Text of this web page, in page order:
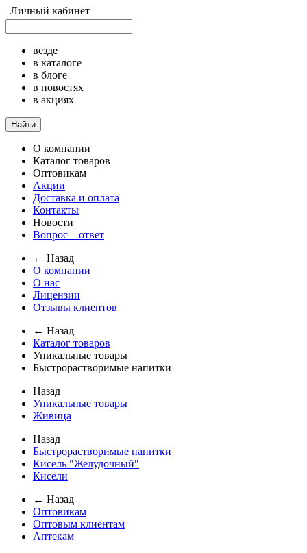
Личный кабинет
везде
в каталоге
в блоге
в новостях
в акциях
Найти
О компании
Каталог товаров
Оптовикам
Акции
Доставка и оплата
Контакты
Новости
Вопрос—ответ
← Назад
О компании
О нас
Лицензии
Отзывы клиентов
← Назад
Каталог товаров
Уникальные товары
Быстрорастворимые напитки
Назад
Уникальные товары
Живица
Назад
Быстрорастворимые напитки
Кисель "Желудочный"
Кисели
← Назад
Оптовикам
Оптовым клиентам
Аптекам